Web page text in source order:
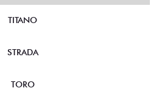
TITANO
STRADA
TORO